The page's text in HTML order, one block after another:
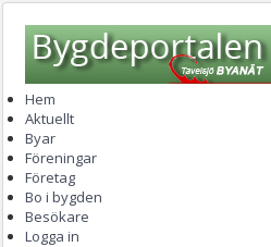
Hem
Aktuellt
Byar
Föreningar
Företag
Bo i bygden
Besökare
Logga in